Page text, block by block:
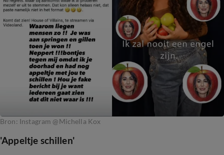
Bron: Instagram @Michella Kox
'Appeltje schillen'